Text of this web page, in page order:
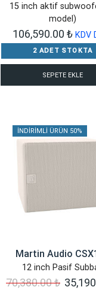
15 inch aktif
model)
106,590.00 ₺ KDV
2 ADET STOKTA
SEPETE EKLE
İNDIRIMLI ÜRÜN 50%
Martin Audio
12 inch Pasif
70,380.00₺ Orijinal